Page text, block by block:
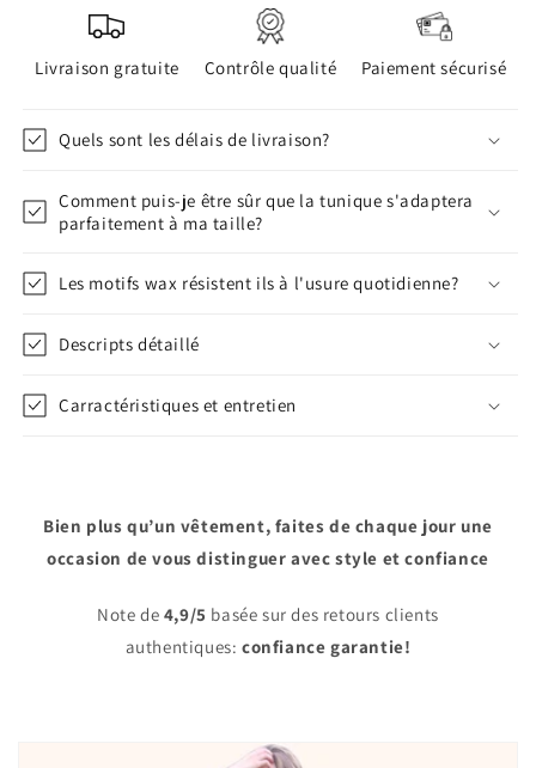
Livraison gratuite Contrôle qualité Paiement sécurisé
Quels sont les délais de livraison?
Comment puis-je être sûr que la tunique s'adaptera
parfaitement à ma taille?
Les motifs wax résistent ils à l'usure quotidienne?
Descripts détaillé
Carractéristiques et entretien
Bien plus qu’un vêtement, faites de chaque jour une
occasion de vous distinguer avec style et confiance
Note de 4,9/5 basée sur des retours clients
authentiques: confiance garantie!